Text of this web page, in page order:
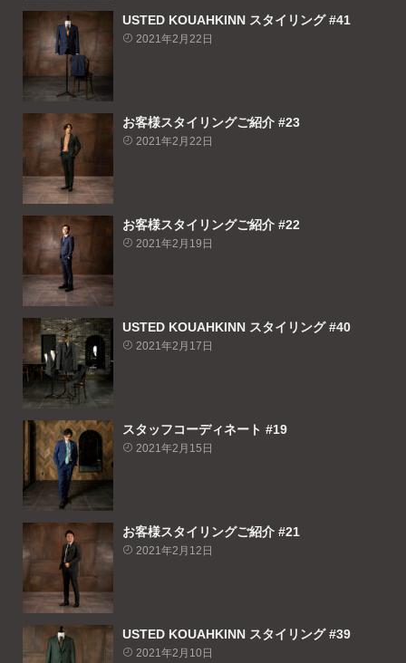
USTED KOUAHKINN スタイリング #41
2021年2月22日
お客様スタイリングご紹介 #23
2021年2月22日
お客様スタイリングご紹介 #22
2021年2月19日
USTED KOUAHKINN スタイリング #40
2021年2月17日
スタッフコーディネート #19
2021年2月15日
お客様スタイリングご紹介 #21
2021年2月12日
USTED KOUAHKINN スタイリング #39
2021年2月10日